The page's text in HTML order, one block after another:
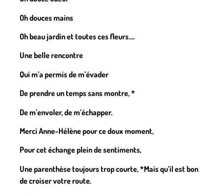
Oh douces mains
Oh beau jardin et toutes ces fleurs….
Une belle rencontre
Qui m’a permis de m’évader
De prendre un temps sans montre, *
De m’envoler, de m’échapper.
Merci Anne-Hélène pour ce doux moment,
Pour cet échange plein de sentiments,
Une parenthèse toujours trop courte, *Mais qu’il est bon
de croiser votre route.